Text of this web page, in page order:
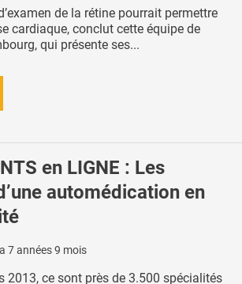
de la rétine pourrait permettre
cardiaque, conclut cette équipe de
qui présente ses...
en LIGNE : Les
automédication en
7 années 9 mois
2013, ce sont près de 3.500 spécialités